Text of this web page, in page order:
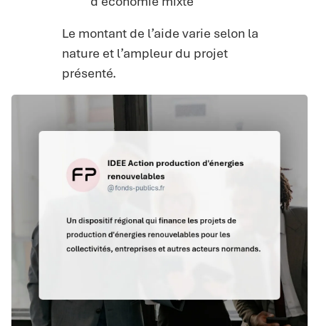
Le montant de l’aide varie selon la
nature et l’ampleur du projet
présenté.